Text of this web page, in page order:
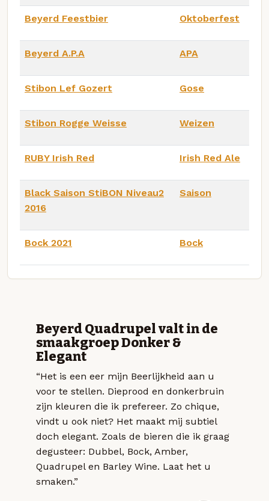
Beyerd Feestbier Oktoberfest
Beyerd A.P.A APA
Stibon Lef Gozert Gose
Stibon Rogge Weisse Weizen
RUBY Irish Red Irish Red Ale
Black Saison StiBON Niveau2
2016
Saison
Bock 2021 Bock
Beyerd Quadrupel valt in de
smaakgroep Donker &
Elegant
“Het is een eer mijn Beerlijkheid aan u
voor te stellen. Dieprood en donkerbruin
zijn kleuren die ik prefereer. Zo chique,
vindt u ook niet? Het maakt mij subtiel
doch elegant. Zoals de bieren die ik graag
degusteer: Dubbel, Bock, Amber,
Quadrupel en Barley Wine. Laat het u
smaken.”